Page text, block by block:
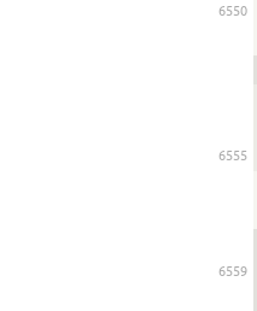
6550
6555
6559